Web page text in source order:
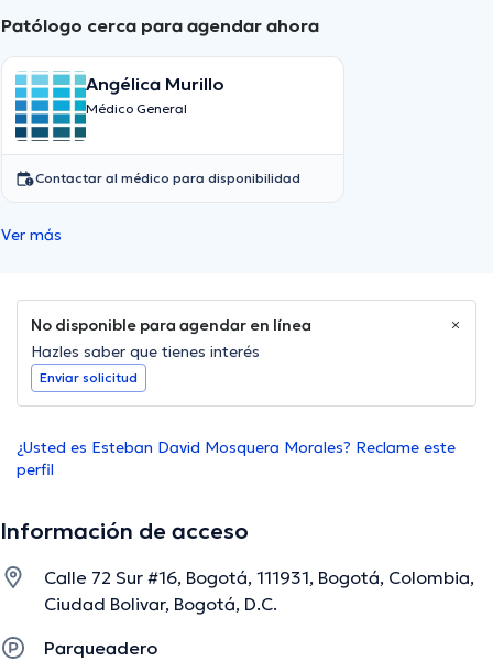
Patólogo cerca para agendar ahora
Angélica Murillo
Médico General
Contactar al médico para disponibilidad
Ver más
No disponible para agendar en línea
Hazles saber que tienes interés
Enviar solicitud
¿Usted es Esteban David Mosquera Morales? Reclame este
perfil
Información de acceso
Calle 72 Sur #16, Bogotá, 111931, Bogotá, Colombia,
Ciudad Bolivar, Bogotá, D.C.
Parqueadero